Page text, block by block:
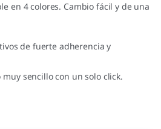
en 4 colores. Cambio fácil y de una
de fuerte adherencia y
sencillo con un solo click.